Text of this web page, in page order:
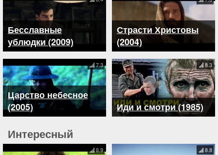
Бесславные
ублюдки (2009)
Страсти Христовы
(2004)
Царство небесное
(2005)
7.3
Иди и смотри (1985)
8.3
Интересный
8.9 8.8